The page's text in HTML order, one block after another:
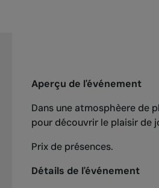
Aperçu de l'événement
Dans une atmosphèere de
pour découvrir le plaisir de
Prix de présences.
Détails de l'événement